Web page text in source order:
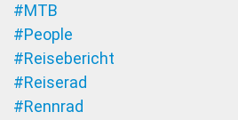
#MTB
#People
#Reisebericht
#Reiserad
#Rennrad